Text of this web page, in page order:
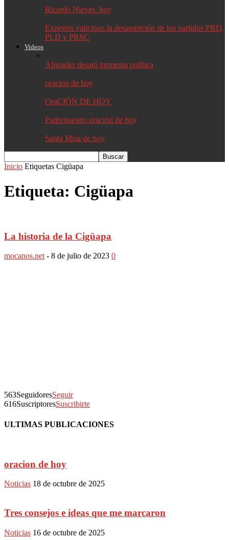
Ricardo Nieves. hoy
Expertos vaticinan la desaparición de los partidos PRD,
PLD y PRSC
Videos
Abinader desató tormenta política
oracion de hoy
OraCIÓN DE HOY
Padrenuestro oración de hoy
Santa Misa de hoy
Inicio Etiquetas Cigüapa
Etiqueta: Cigüapa
La historia de la Cigüapa
mocanos.net - 8 de julio de 2023 0
563SeguidoresSeguir
616SuscriptoresSuscribirte
ULTIMAS PUBLICACIONES
oracion de hoy
Noticias 18 de octubre de 2025
Tres consejos e ideas que me marcaron
Noticias 16 de octubre de 2025